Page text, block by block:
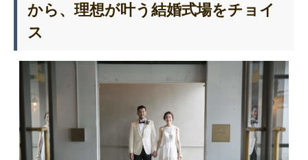
から、理想が叶う結婚式場をチョイ
ス